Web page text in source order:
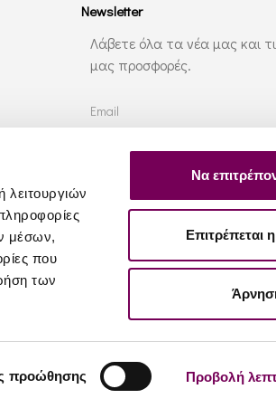
λειτουργιών
μέσων,
που
των
προώθησης Προβολή
Να
Επιτρέπεται
Newsletter
Λάβετε όλα τα νέα μας και
μας προσφορές.